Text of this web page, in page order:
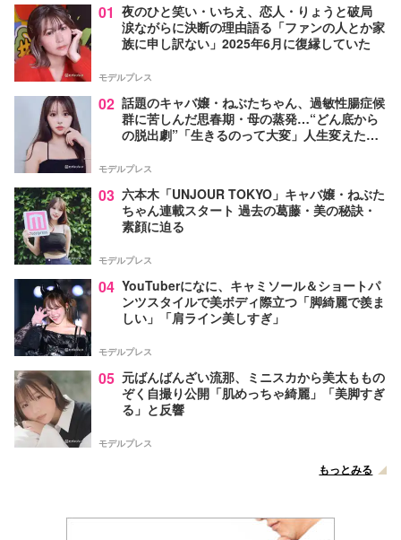
01 夜のひと笑い・いちえ、恋人・りょうと破局
涙ながらに決断の理由語る「ファンの人とか家
族に申し訳ない」2025年6月に復縁していた
モデルプレス
02 話題のキャバ嬢・ねぶたちゃん、過敏性腸症候
群に苦しんだ思春期・母の蒸発…“どん底から
の脱出劇”「生きるのって大変」人生変えた言
モデルプレス
03 六本木「UNJOUR TOKYO」キャバ嬢・ねぶた
ちゃん連載スタート 過去の葛藤・美の秘訣・
素顔に迫る
モデルプレス
04 YouTuberになに、キャミソール＆ショートパ
ンツスタイルで美ボディ際立つ「脚綺麗で羨ま
しい」「肩ライン美しすぎ」
モデルプレス
05 元ばんばんざい流那、ミニスカから美太ももの
ぞく自撮り公開「肌めっちゃ綺麗」「美脚すぎ
る」と反響
モデルプレス
もっとみる